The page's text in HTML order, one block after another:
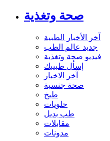
صحة وتغذية
آخر الأخبار الطبية
جديد عالم الطب
فيديو صحة وتغذية
إسأل طبيبك
آخر الاخبار
صحة جنسية
طبخ
حلويات
طب بديل
مقابلات
مدونات